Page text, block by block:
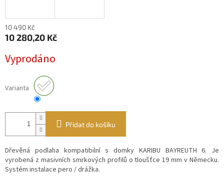
10 490 Kč
10 280,20 Kč
cena:
Vyprodáno
Varianta
Přidat do košíku
Dřevěná podlaha kompatibilní s domky KARIBU BAYREUTH 6. Je
vyrobená z masivních smrkových profilů o tloušťce 19 mm v Německu.
Systém instalace pero / drážka.